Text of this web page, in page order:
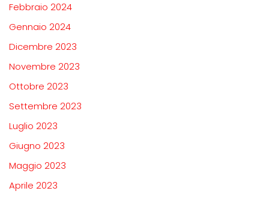
Febbraio 2024
Gennaio 2024
Dicembre 2023
Novembre 2023
Ottobre 2023
Settembre 2023
Luglio 2023
Giugno 2023
Maggio 2023
Aprile 2023